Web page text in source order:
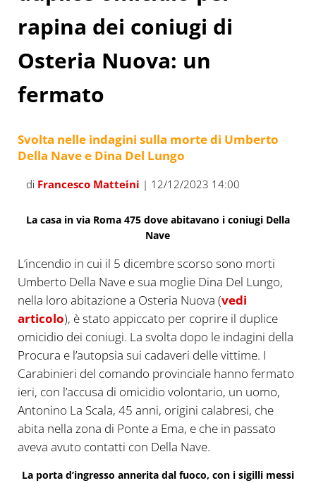
rapina dei coniugi di
Osteria Nuova: un
fermato
Svolta nelle indagini sulla morte di Umberto
Della Nave e Dina Del Lungo
di Francesco Matteini | 12/12/2023 14:00
La casa in via Roma 475 dove abitavano i coniugi Della
Nave
L’incendio in cui il 5 dicembre scorso sono morti
Umberto Della Nave e sua moglie Dina Del Lungo,
nella loro abitazione a Osteria Nuova (vedi
articolo), è stato appiccato per coprire il duplice
omicidio dei coniugi. La svolta dopo le indagini della
Procura e l’autopsia sui cadaveri delle vittime. I
Carabinieri del comando provinciale hanno fermato
ieri, con l’accusa di omicidio volontario, un uomo,
Antonino La Scala, 45 anni, origini calabresi, che
abita nella zona di Ponte a Ema, e che in passato
aveva avuto contatti con Della Nave.
La porta d’ingresso annerita dal fuoco, con i sigilli messi